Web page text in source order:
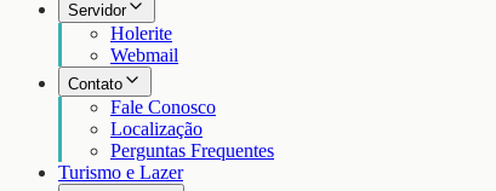
Servidor
Holerite
Webmail
Contato
Fale Conosco
Localização
Perguntas Frequentes
Turismo e Lazer